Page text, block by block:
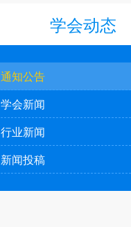
学会动态
通知公告
学会新闻
行业新闻
新闻投稿